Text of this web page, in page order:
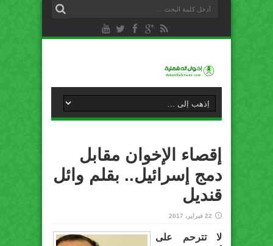
إقصاء الإخوان مقابل
دمج إسرائيل.. بقلم وائل
قنديل
22 فبراير، 2017
لا تترحم على